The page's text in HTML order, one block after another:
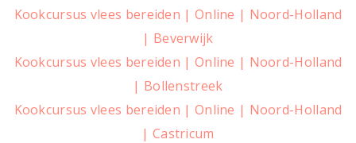
Kookcursus vlees bereiden | Online | Noord-Holland
| Beverwijk
Kookcursus vlees bereiden | Online | Noord-Holland
| Bollenstreek
Kookcursus vlees bereiden | Online | Noord-Holland
| Castricum